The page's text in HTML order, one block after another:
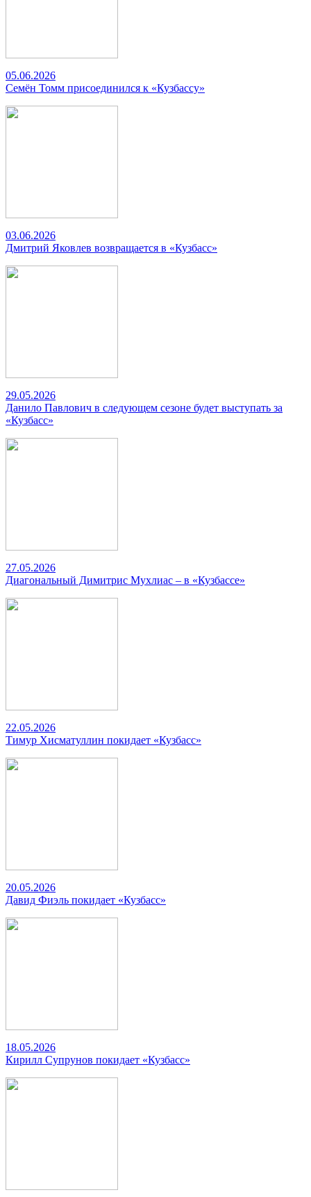
05.06.2026
Семён Томм присоединился к «Кузбассу»
03.06.2026
Дмитрий Яковлев возвращается в «Кузбасс»
29.05.2026
Данило Павлович в следующем сезоне будет выступать за
«Кузбасс»
27.05.2026
Диагональный Димитрис Мухлиас – в «Кузбассе»
22.05.2026
Тимур Хисматуллин покидает «Кузбасс»
20.05.2026
Давид Фиэль покидает «Кузбасс»
18.05.2026
Кирилл Супрунов покидает «Кузбасс»